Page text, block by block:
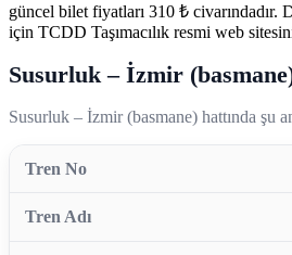
güncel bilet fiyatları 310 ₺ civarındadır.
için TCDD Taşımacılık resmi web
Susurluk – İzmir
Susurluk – İzmir (basmane) hattında şu